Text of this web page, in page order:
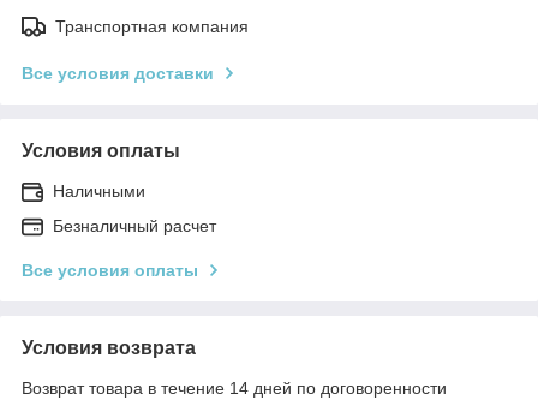
Транспортная компания
Все условия доставки
Условия оплаты
Наличными
Безналичный расчет
Все условия оплаты
Условия возврата
Возврат товара в течение 14 дней по договоренности